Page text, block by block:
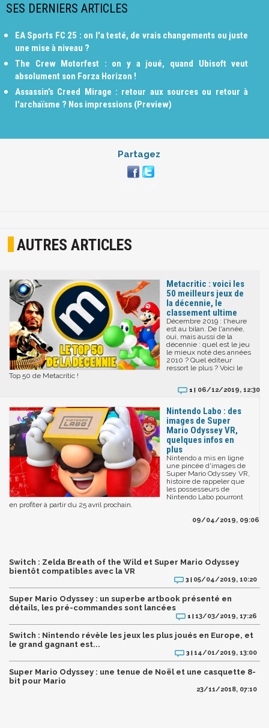
SES DERNIERS ARTICLES
EA Sports FC 25 : on l'a testé, de vrais changements ou juste
une mise à niveau ?
The Crew Motorfest : on y a joué, quand Ubisoft veut
absolument son Forza Horizon !
Assassin’s Creed Mirage : retour aux sources ou retour à
l'archaïsme ? Nos impressions (Preview)
Partagez
AUTRES ARTICLES
Metacritic : voici les
50 meilleurs jeux de
la décennie, le
classement ultime
Décembre 2019 : l'heure
est au bilan. De l'année,
oui, mais aussi de la
décennie : quel est le jeu
le mieux noté des années
2010 ? Quel éditeur
ressort le plus ? Voici le
Top 50 de Metacritic !
1 | 06/12/2019, 12:30
Nintendo Labo : des
images de Super
Mario Odyssey VR,
quelques infos en
plus
Nintendo a mis en ligne
une pincée d'images de
Super Mario Odyssey VR,
histoire de rappeler que
les possesseurs de
Nintendo Labo pourront
en profiter à partir du 25 avril prochain.
09/04/2019, 09:06
Switch : Zelda Breath of the Wild et Super Mario Odyssey
bientôt compatibles avec la VR
3 | 05/04/2019, 10:20
Super Mario Odyssey : un superbe artbook présenté en
détails, les pré-commandes sont lancées
1 | 13/03/2019, 17:26
Switch : Nintendo révèle les jeux les plus joués en Europe, et
le grand gagnant est...
3 | 14/01/2019, 13:00
Super Mario Odyssey : une tenue de Noël et une casquette 8-
bit pour Mario
23/11/2018, 07:10